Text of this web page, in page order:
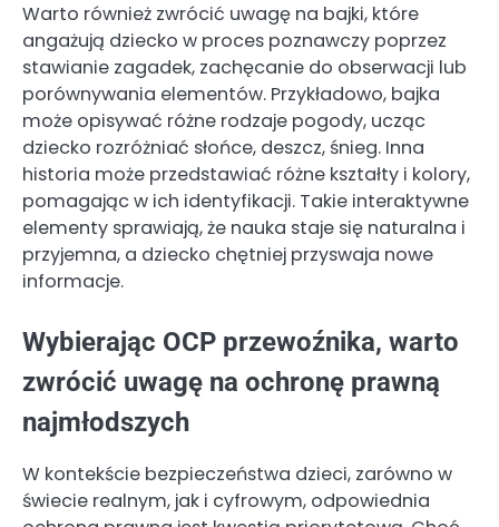
Warto również zwrócić uwagę na bajki, które
angażują dziecko w proces poznawczy poprzez
stawianie zagadek, zachęcanie do obserwacji lub
porównywania elementów. Przykładowo, bajka
może opisywać różne rodzaje pogody, ucząc
dziecko rozróżniać słońce, deszcz, śnieg. Inna
historia może przedstawiać różne kształty i kolory,
pomagając w ich identyfikacji. Takie interaktywne
elementy sprawiają, że nauka staje się naturalna i
przyjemna, a dziecko chętniej przyswaja nowe
informacje.
Wybierając OCP przewoźnika, warto
zwrócić uwagę na ochronę prawną
najmłodszych
W kontekście bezpieczeństwa dzieci, zarówno w
świecie realnym, jak i cyfrowym, odpowiednia